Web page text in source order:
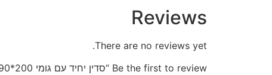
Reviews
There are no reviews yet.
Be the first to review “סדין יחיד עם גומי 200*90”